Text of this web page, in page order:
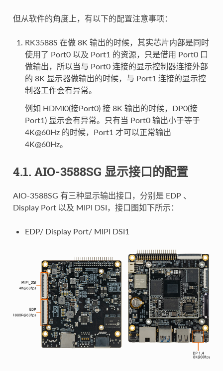
但从软件的角度上，有以下的配置注意事项：
RK3588S 在做 8K 输出的时候，其实芯片内部是同时
使用了 Port0 以及 Port1 的资源，只是借用 Port0 口
做输出，所以当与 Port0 连接的显示控制器连接外部
的 8K 显示器做输出的时候，与 Port1 连接的显示控
制器工作会有异常。
例如 HDMI0(接Port0) 接 8K 输出的时候，DP0(接
Port1) 显示会有异常。只有当 Port0 输出小于等于
4K@60Hz 的时候，Port1 才可以正常输出
4K@60Hz。
4.1. AIO-3588SG 显示接口的配置
AIO-3588SG 有三种显示输出接口，分别是 EDP 、
Display Port 以及 MIPI DSI，接口图如下所示：
EDP/ Display Port/ MIPI DSI1